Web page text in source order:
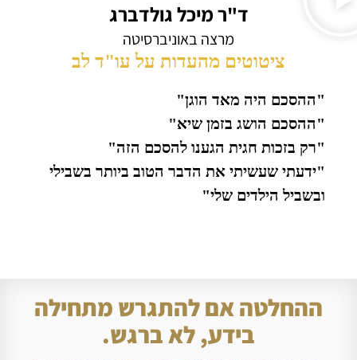
ד"ר מיכל גולדברג
מרצה באוניברסיטה
ציטוטים מהעדות על עו"ד לב
"ההסכם היה מאד הוגן"
"ההסכם הושג בזמן שיא"
"רק בזכות חגית הגענו להסכם הזה"
"ידעתי שעשיתי את הדבר הטוב ביותר בשבילי
ובשביל הילדים שלי"
ההחלטה אם להתגרש מתחילה
בידע, לא ברגש.